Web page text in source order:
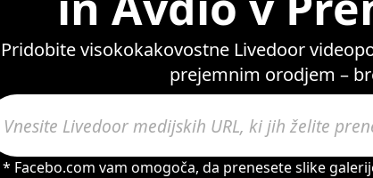
Pridobite visokokakovostne Livedoor
prejemnim orodjem –
* Facebo.com vam omogoča, da prenesete slike